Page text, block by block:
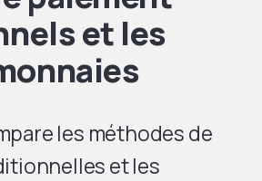
et les
les méthodes de
et les